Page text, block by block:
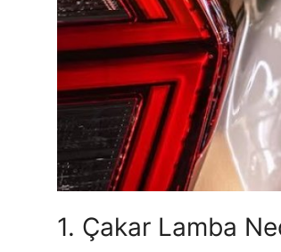
1. Çakar Lamba